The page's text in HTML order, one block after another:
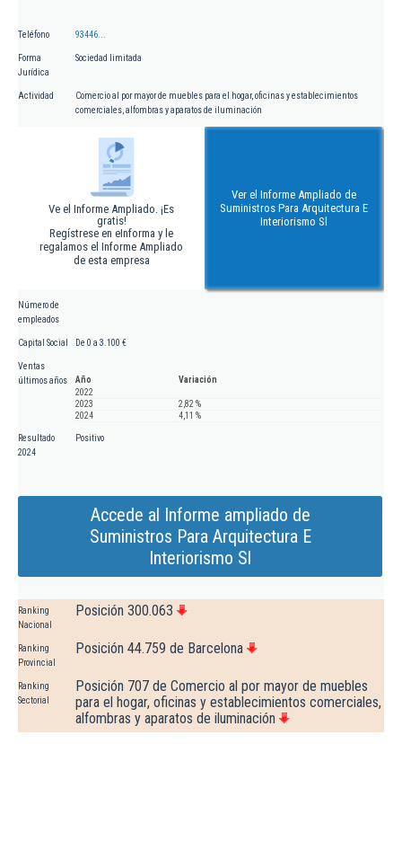
Teléfono 93446...
Forma
Jurídica
Sociedad limitada
Actividad
Comercio al por mayor de muebles para el hogar, oficinas y establecimientos
comerciales, alfombras y aparatos de iluminación
Ve el Informe Ampliado. ¡Es
gratis!
Regístrese en eInforma y le
regalamos el Informe Ampliado
de esta empresa
Ver el Informe Ampliado de
Suministros Para Arquitectura E
Interiorismo Sl
Número de
empleados
Capital Social De 0 a 3.100 €
Ventas
últimos años
Año
Variación
2022
2023
2,82 %
2024
4,11 %
Resultado
2024
Positivo
Accede al Informe ampliado de
Suministros Para Arquitectura E
Interiorismo Sl
Ranking
Nacional
Posición 300.063
Ranking
Provincial
Posición 44.759 de Barcelona
Ranking
Sectorial
Posición 707 de Comercio al por mayor de muebles
para el hogar, oficinas y establecimientos comerciales,
alfombras y aparatos de iluminación